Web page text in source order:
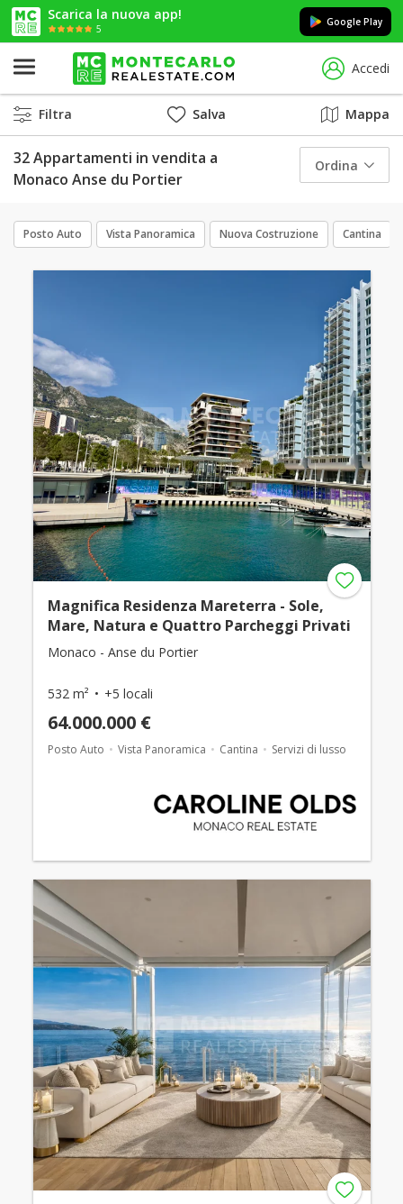
Scarica la nuova app!
5
Google Play
Accedi
Filtra Salva Mappa
32 Appartamenti in vendita a
Monaco Anse du Portier
Ordina
Posto Auto Vista Panoramica Nuova Costruzione Cantina
Magnifica Residenza Mareterra - Sole,
Mare, Natura e Quattro Parcheggi Privati
Monaco - Anse du Portier
532 m² +5 locali
64.000.000 €
Posto Auto Vista Panoramica Cantina Servizi di lusso